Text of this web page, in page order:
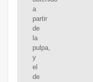
a
partir
de
la
pulpa,
y
el
de